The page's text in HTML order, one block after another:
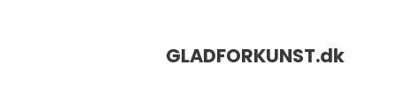
GLADFORKUNST.dk